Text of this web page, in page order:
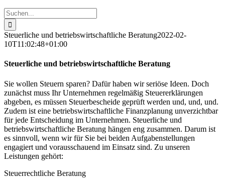
Suche
nach:
Steuerliche und betriebswirtschaftliche Beratung2022-02-
10T11:02:48+01:00
Steuerliche und betriebswirtschaftliche Beratung
Sie wollen Steuern sparen? Dafür haben wir seriöse Ideen. Doch
zunächst muss Ihr Unternehmen regelmäßig Steuererklärungen
abgeben, es müssen Steuerbescheide geprüft werden und, und, und.
Zudem ist eine betriebswirtschaftliche Finanzplanung unverzichtbar
für jede Entscheidung im Unternehmen. Steuerliche und
betriebswirtschaftliche Beratung hängen eng zusammen. Darum ist
es sinnvoll, wenn wir für Sie bei beiden Aufgabenstellungen
engagiert und vorausschauend im Einsatz sind. Zu unseren
Leistungen gehört:
Steuerrechtliche Beratung